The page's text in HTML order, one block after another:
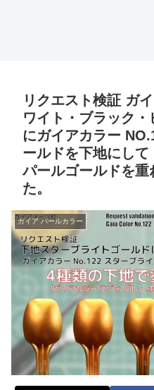
リクエスト検証 ガ
ワイト・ブラック
にガイアカラー
ールドを下地にし
パールゴールドを
た。
ガイア パールカラー